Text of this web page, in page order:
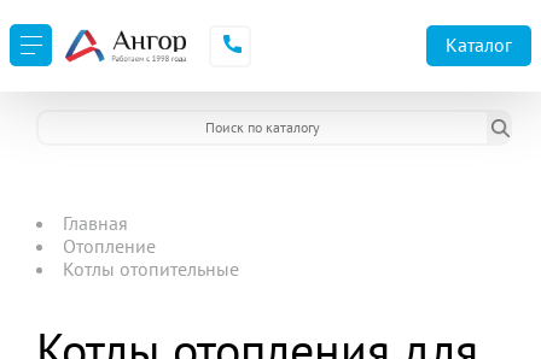
Каталог
Главная
Отопление
Котлы отопительные